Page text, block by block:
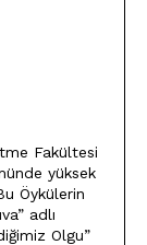
Fakültesi
yüksek
Öykülerin
adlı
Olgu”